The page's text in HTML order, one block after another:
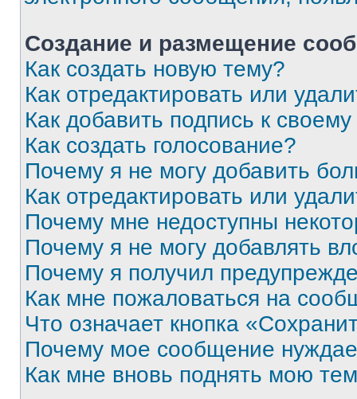
Создание и размещение
Как создать новую тему?
Как отредактировать или
Как добавить подпись к
Как создать голосование?
Почему я не могу добавить
Как отредактировать или
Почему мне недоступны
Почему я не могу добавлять
Почему я получил
Как мне пожаловаться на
Что означает кнопка
Почему мое сообщение
Как мне вновь поднять мою